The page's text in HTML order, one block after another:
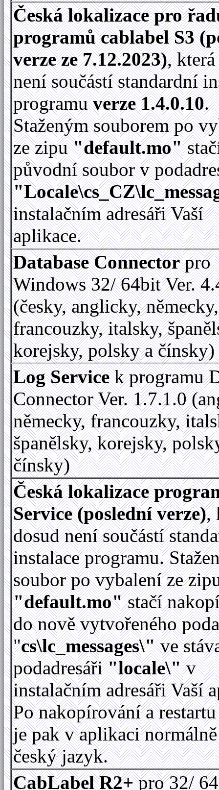
Česká lokalizace pro
programů cablabel S3
verze ze 7.12.2023),
není součástí standardní
programuverze 1.4.0.10.
Staženým souborem po
ze zipu"default.mo"
původní soubor v
instalačním adresáři Vaší
aplikace.
Database Connectorpro
Windows 32/ 64bit Ver.
(česky, anglicky, německy,
francouzky, italsky,
korejsky, polsky a čínsky)
Log Servicek programu
Connector Ver. 1.7.1.0
německy, francouzky,
španělsky, korejsky,
čínsky)
Česká lokalizace
Service (poslední verze),
dosud není součástí
instalace programu.
soubor po vybalení ze
"default.mo"stačí
do nově vytvořeného
"cs\lc_messages\"ve
podadresáři"locale\"v
instalačním adresáři Vaší
Po nakopírování a
je pak v aplikaci
český jazyk.
CabLabel R2+pro 32/